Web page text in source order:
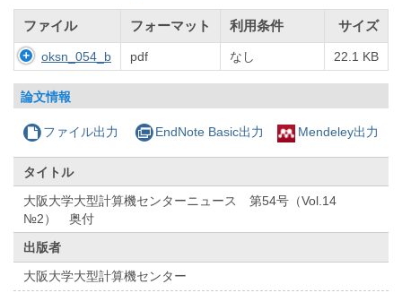
ファイル フォーマット 利用条件 サイズ
oksn_054_b pdf なし 22.1 KB
論文情報
ファイル出力 EndNote Basic出力 Mendeley出力
タイトル
大阪大学大型計算機センターニュース 第54号（Vol.14
№2） 奥付
出版者
大阪大学大型計算機センター